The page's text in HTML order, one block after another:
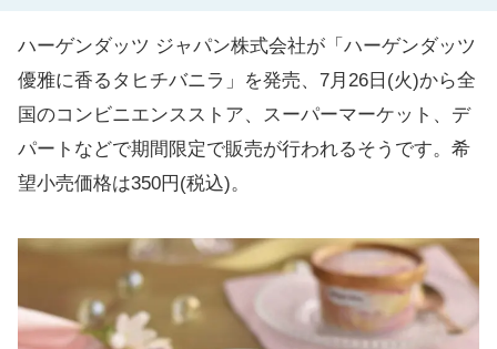
ハーゲンダッツ ジャパン株式会社が「ハーゲンダッツ
優雅に香るタヒチバニラ」を発売、7月26日(火)から全
国のコンビニエンスストア、スーパーマーケット、デ
パートなどで期間限定で販売が行われるそうです。希
望小売価格は350円(税込)。